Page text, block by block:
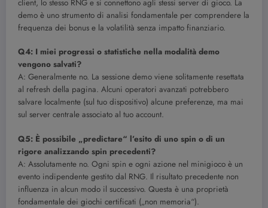
client, lo stesso RNG e si connettono agli stessi server di gioco. La
demo è uno strumento di analisi fondamentale per comprendere la
frequenza dei bonus e la volatilità senza impatto finanziario.
Q4: I miei progressi o statistiche nella modalità demo
vengono salvati?
A: Generalmente no. La sessione demo viene solitamente resettata
al refresh della pagina. Alcuni operatori avanzati potrebbero
salvare localmente (sul tuo dispositivo) alcune preferenze, ma mai
sul server centrale associato al tuo account.
Q5: È possibile „predictare“ l’esito di uno spin o di un
rigore analizzando spin precedenti?
A: Assolutamente no. Ogni spin e ogni azione nel minigioco è un
evento indipendente gestito dal RNG. Il risultato precedente non
influenza in alcun modo il successivo. Questa è una proprietà
fondamentale dei giochi certificati („non memoria“).